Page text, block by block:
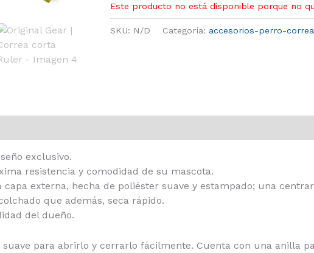
Este producto no está disponible porque no
SKU: N/D Categoría: accesorios-perro-
exclusivo.
resistencia y comodidad de su mascota.
externa, hecha de poliéster suave y estampado; una
que además, seca rápido.
del dueño.
para abrirlo y cerrarlo fácilmente. Cuenta con una anilla